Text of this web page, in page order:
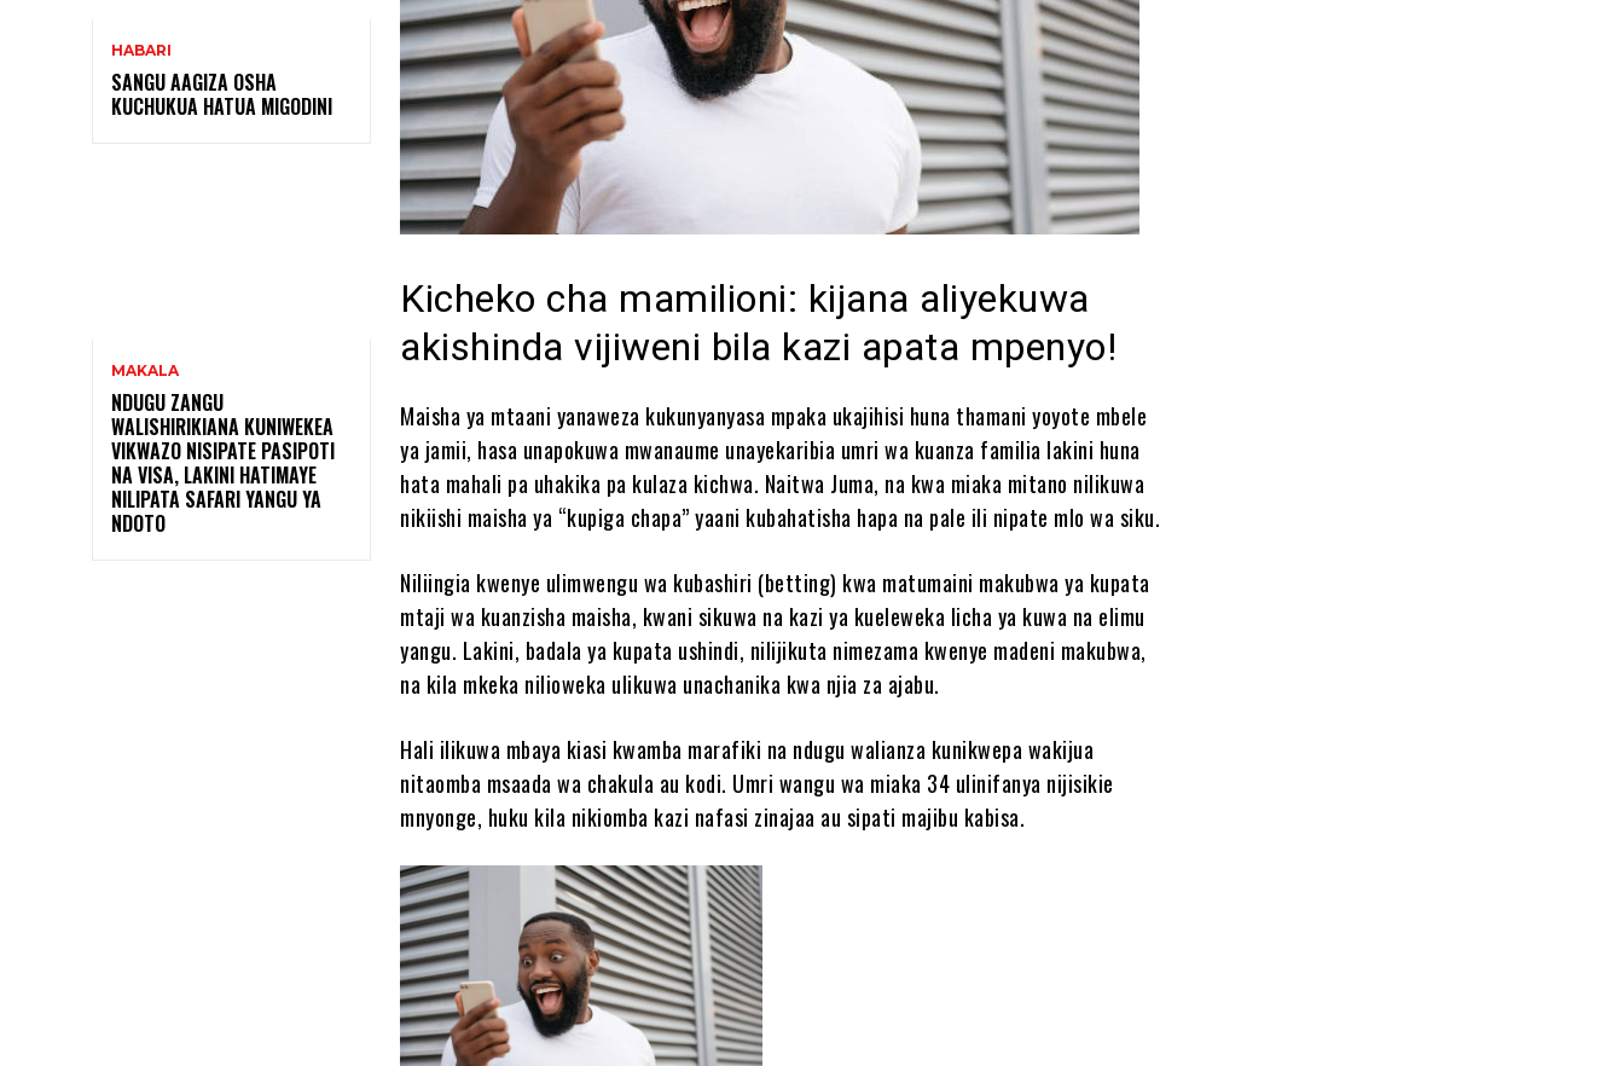
HABARI
SANGU AAGIZA OSHA
KUCHUKUA HATUA MIGODINI ‎
MAKALA
NDUGU ZANGU
WALISHIRIKIANA KUNIWEKEA
VIKWAZO NISIPATE PASIPOTI
NA VISA, LAKINI HATIMAYE
NILIPATA SAFARI YANGU YA
NDOTO
Kicheko cha mamilioni: kijana aliyekuwa
akishinda vijiweni bila kazi apata mpenyo!
Maisha ya mtaani yanaweza kukunyanyasa mpaka ukajihisi huna thamani yoyote mbele
ya jamii, hasa unapokuwa mwanaume unayekaribia umri wa kuanza familia lakini huna
hata mahali pa uhakika pa kulaza kichwa. Naitwa Juma, na kwa miaka mitano nilikuwa
nikiishi maisha ya “kupiga chapa” yaani kubahatisha hapa na pale ili nipate mlo wa siku.
Niliingia kwenye ulimwengu wa kubashiri (betting) kwa matumaini makubwa ya kupata
mtaji wa kuanzisha maisha, kwani sikuwa na kazi ya kueleweka licha ya kuwa na elimu
yangu. Lakini, badala ya kupata ushindi, nilijikuta nimezama kwenye madeni makubwa,
na kila mkeka nilioweka ulikuwa unachanika kwa njia za ajabu.
Hali ilikuwa mbaya kiasi kwamba marafiki na ndugu walianza kunikwepa wakijua
nitaomba msaada wa chakula au kodi. Umri wangu wa miaka 34 ulinifanya nijisikie
mnyonge, huku kila nikiomba kazi nafasi zinajaa au sipati majibu kabisa.